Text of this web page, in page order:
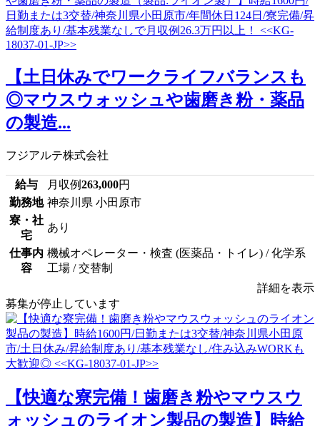
【土日休みでワークライフバランスも
◎マウスウォッシュや歯磨き粉・薬品
の製造...
フジアルテ株式会社
給与 月収例263,000円
勤務地 神奈川県 小田原市
寮・社
宅
あり
仕事内
容
機械オペレーター・検査 (医薬品・トイレ) / 化学系
工場 / 交替制
詳細を表示
募集が停止しています
【快適な寮完備！歯磨き粉やマウスウ
ォッシュのライオン製品の製造】時給